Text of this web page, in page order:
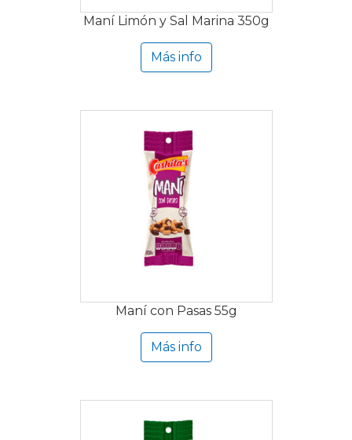
Maní Limón y Sal Marina 350g
Más info
Maní con Pasas 55g
Más info